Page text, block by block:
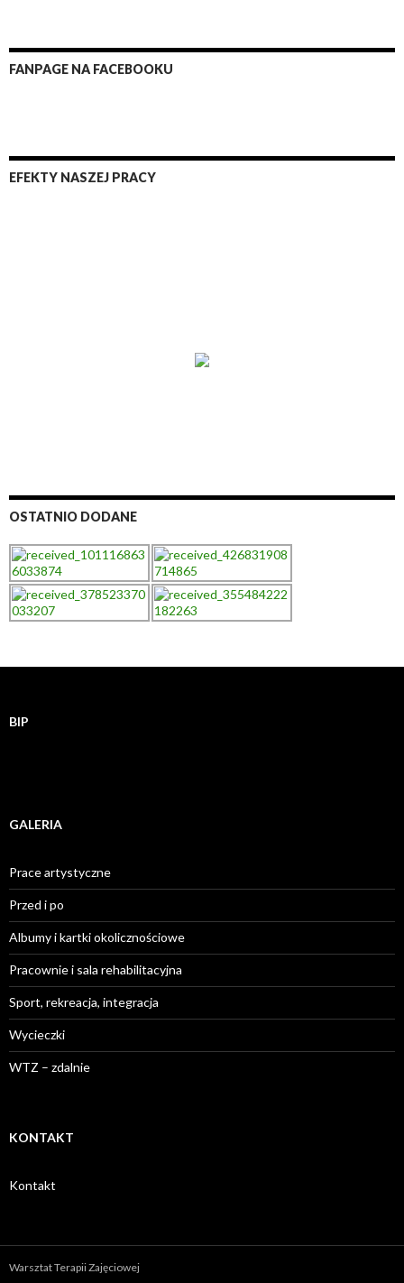
FANPAGE NA FACEBOOKU
EFEKTY NASZEJ PRACY
OSTATNIO DODANE
BIP
GALERIA
Prace artystyczne
Przed i po
Albumy i kartki okolicznościowe
Pracownie i sala rehabilitacyjna
Sport, rekreacja, integracja
Wycieczki
WTZ – zdalnie
KONTAKT
Kontakt
Warsztat Terapii Zajęciowej